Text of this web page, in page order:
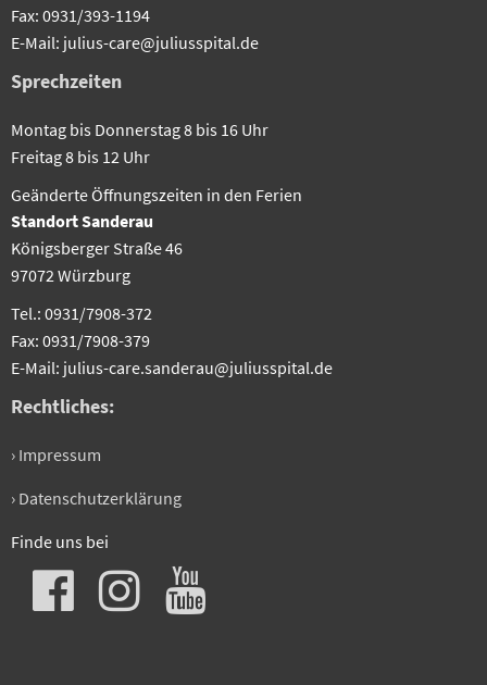
Fax: 0931/393-1194
E-Mail: julius-care@juliusspital.de
Sprechzeiten
Montag bis Donnerstag 8 bis 16 Uhr
Freitag 8 bis 12 Uhr
Geänderte Öffnungszeiten in den Ferien
Standort Sanderau
Königsberger Straße 46
97072 Würzburg
Tel.: 0931/7908-372
Fax: 0931/7908-379
E-Mail: julius-care.sanderau@juliusspital.de
Rechtliches:
› Impressum
› Datenschutzerklärung
Finde uns bei